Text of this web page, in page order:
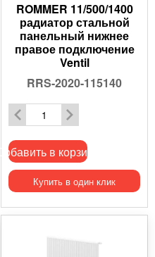
ROMMER 11/500/1400
радиатор стальной
панельный нижнее
правое подключение
Ventil
RRS-2020-115140
Добавить в корзину
Купить в один клик